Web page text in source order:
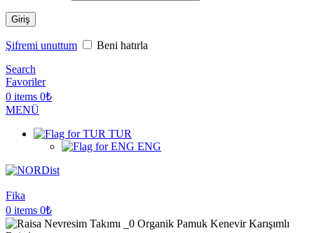
Giriş
Şifremi unuttum
Beni hatırla
Search
Favoriler
0 items 0₺
MENÜ
TUR
ENG
Fika
0 items 0₺